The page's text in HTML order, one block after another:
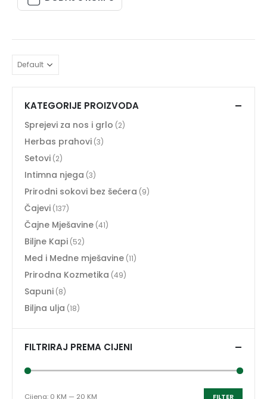
KATEGORIJE PROIZVODA
Sprejevi za nos i grlo (2)
Herbas prahovi (3)
Setovi (2)
Intimna njega (3)
Prirodni sokovi bez šećera (9)
Čajevi (137)
Čajne Mješavine (41)
Biljne Kapi (52)
Med i Medne mješavine (11)
Prirodna Kozmetika (49)
Sapuni (8)
Biljna ulja (18)
FILTRIRAJ PREMA CIJENI
FILTER
Cijena: 0 KM — 20 KM